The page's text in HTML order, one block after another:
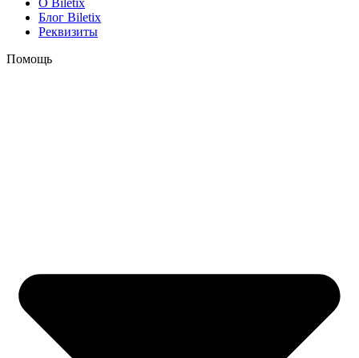
Блог Biletix
Реквизиты
Помощь